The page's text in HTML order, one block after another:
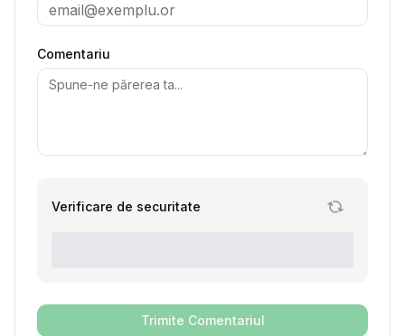
Comentariu
Verificare de securitate
Trimite Comentariul